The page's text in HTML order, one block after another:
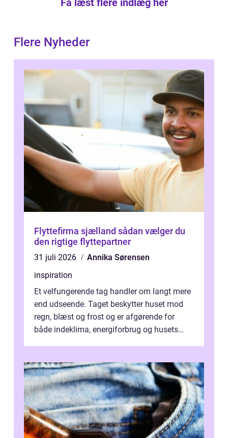
Få læst flere indlæg her
Flere Nyheder
Flyttefirma sjælland sådan vælger du
den rigtige flyttepartner
31 juli 2026
Annika Sørensen
inspiration
Et velfungerende tag handler om langt mere
end udseende. Taget beskytter huset mod
regn, blæst og frost og er afgørende for
både indeklima, energiforbrug og husets